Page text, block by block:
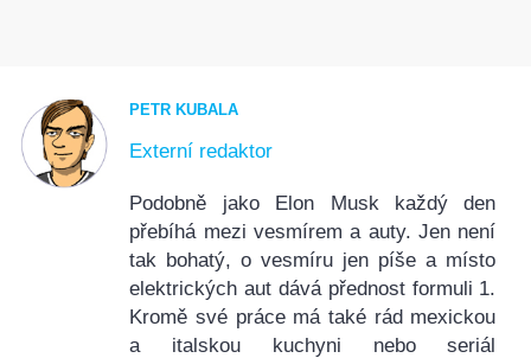
PETR KUBALA
Externí redaktor
Podobně jako Elon Musk každý den
přebíhá mezi vesmírem a auty. Jen není
tak bohatý, o vesmíru jen píše a místo
elektrických aut dává přednost formuli 1.
Kromě své práce má také rád mexickou
a italskou kuchyni nebo seriál